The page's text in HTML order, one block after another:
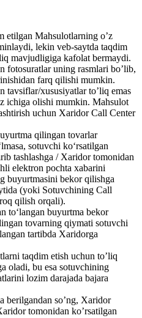
etilgan Mahsulotlarning o’z
lekin veb-saytda taqdim
mavjudligiga kafolat bermaydi.
fotosuratlar uning rasmlari bo’lib,
farq qilishi mumkin.
tavsiflar/xususiyatlar to’liq emas
ichiga olishi mumkin. Mahsulot
uchun Xaridor Call Center
qilingan tovarlar
sotuvchi ko‘rsatilgan
tashlashga / Xaridor tomonidan
elektron pochta xabarini
buyurtmasini bekor qilishga
(yoki Sotuvchining Call
qilish orqali).
to‘langan buyurtma bekor
tovarning qiymati sotuvchi
tartibda Xaridorga
taqdim etish uchun to’liq
oladi, bu esa sotuvchining
lozim darajada bajara
berilgandan so’ng, Xaridor
tomonidan ko’rsatilgan